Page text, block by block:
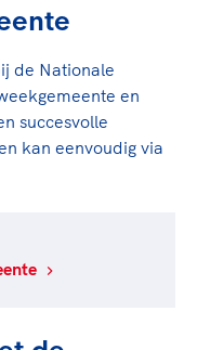
de Nationale
en
succesvolle
kan eenvoudig via